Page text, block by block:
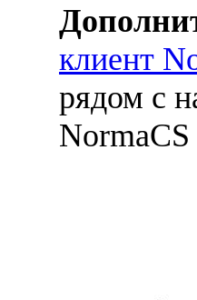
клиент
рядом с
NormaCS